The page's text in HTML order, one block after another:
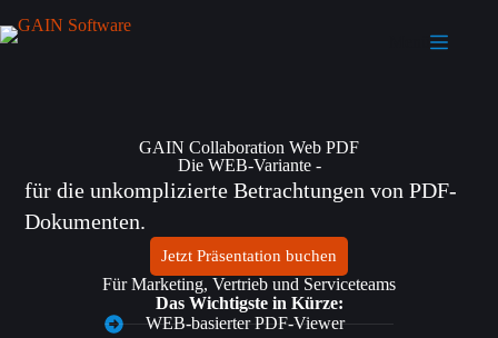
Menü
GAIN Collaboration Web PDF​
Die WEB-Variante -
für die unkomplizierte Betrachtungen von PDF-
Dokumenten.
Jetzt Präsentation buchen
Für Marketing, Vertrieb und Serviceteams
Das Wichtigste in Kürze:
WEB-basierter PDF-Viewer